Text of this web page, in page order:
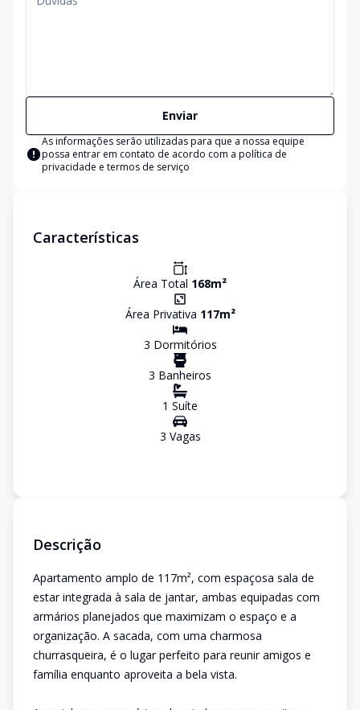
Enviar
As informações serão utilizadas para que a nossa equipe
possa entrar em contato de acordo com a política de
privacidade e termos de serviço
Características
Área Total 168m²
Área Privativa 117m²
3 Dormitórios
3 Banheiros
1 Suíte
3 Vagas
Descrição
Apartamento amplo de 117m², com espaçosa sala de
estar integrada à sala de jantar, ambas equipadas com
armários planejados que maximizam o espaço e a
organização. A sacada, com uma charmosa
churrasqueira, é o lugar perfeito para reunir amigos e
família enquanto aproveita a bela vista.